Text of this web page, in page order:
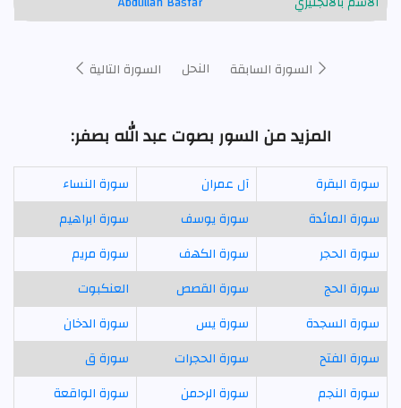
السورة السابقة النحل السورة التالية
المزيد من السور بصوت عبد الله بصفر:
سورة البقرة آل عمران
سورة النساء
سورة المائدة
سورة يوسف
سورة ابراهيم
سورة الحجر
سورة الكهف
سورة مريم
سورة الحج
سورة القصص
العنكبوت
سورة السجدة
سورة يس
سورة الدخان
سورة الفتح
سورة الحجرات
سورة ق
سورة النجم
سورة الرحمن
سورة الواقعة